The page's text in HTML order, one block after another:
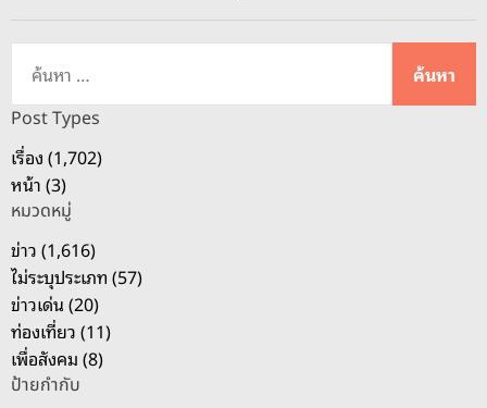
ห
สำ
ห
รั
บ
:
Post Types
เรื่อง (1,702)
หน้า (3)
หมวดหมู่
ข่าว (1,616)
ไม่ระบุประเภท (57)
ข่าวเด่น (20)
ท่องเที่ยว (11)
เพื่อสังคม (8)
ป้ายกำกับ